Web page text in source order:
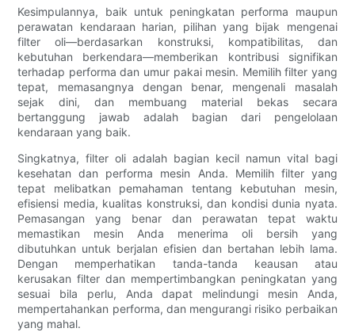
Kesimpulannya, baik untuk peningkatan performa maupun
perawatan kendaraan harian, pilihan yang bijak mengenai
filter oli—berdasarkan konstruksi, kompatibilitas, dan
kebutuhan berkendara—memberikan kontribusi signifikan
terhadap performa dan umur pakai mesin. Memilih filter yang
tepat, memasangnya dengan benar, mengenali masalah
sejak dini, dan membuang material bekas secara
bertanggung jawab adalah bagian dari pengelolaan
kendaraan yang baik.
Singkatnya, filter oli adalah bagian kecil namun vital bagi
kesehatan dan performa mesin Anda. Memilih filter yang
tepat melibatkan pemahaman tentang kebutuhan mesin,
efisiensi media, kualitas konstruksi, dan kondisi dunia nyata.
Pemasangan yang benar dan perawatan tepat waktu
memastikan mesin Anda menerima oli bersih yang
dibutuhkan untuk berjalan efisien dan bertahan lebih lama.
Dengan memperhatikan tanda-tanda keausan atau
kerusakan filter dan mempertimbangkan peningkatan yang
sesuai bila perlu, Anda dapat melindungi mesin Anda,
mempertahankan performa, dan mengurangi risiko perbaikan
yang mahal.